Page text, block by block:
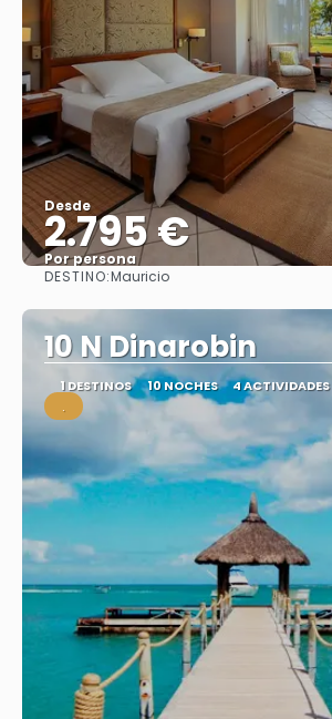
Desde
2.795 €
Por persona
DESTINO:Mauricio
10 N Dinarobin
1 DESTINOS 10 NOCHES 4 ACTIVIDADES
.